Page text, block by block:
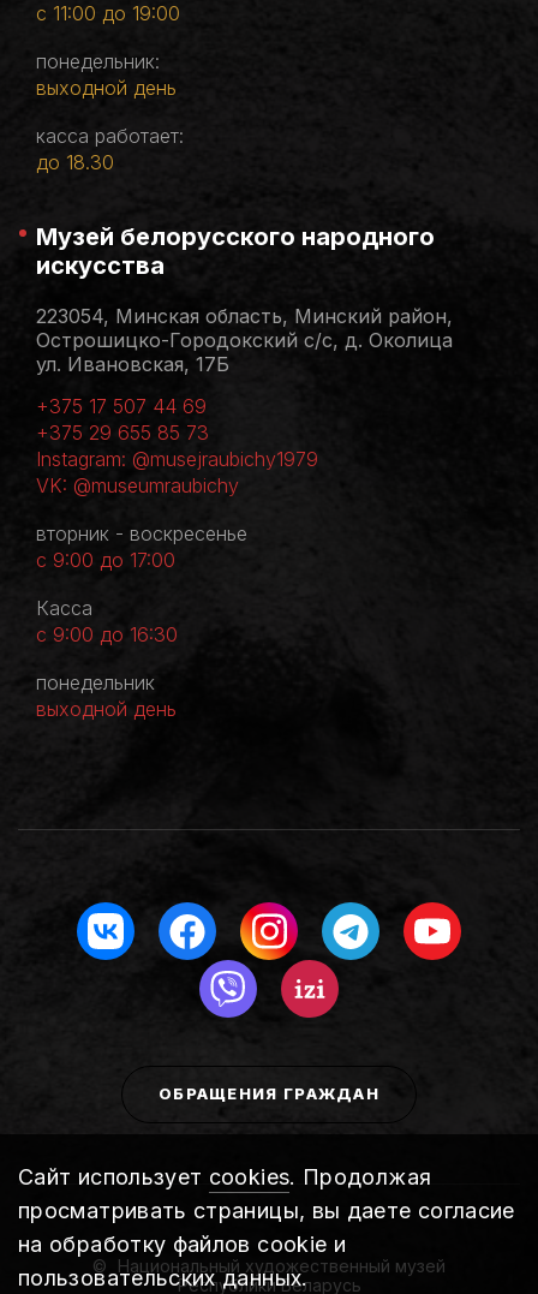
Сайт использует cookies. Продолжая
просматривать страницы, вы даете согласие
на обработку файлов cookie и
пользовательских данных.
с 11:00 до 19:00
понедельник:
выходной день
касса работает:
до 18.30
Музей белорусского народного
искусства
223054, Минская область, Минский район,
Острошицко-Городокский с/с, д. Околица
ул. Ивановская, 17Б
+375 17 507 44 69
+375 29 655 85 73
Instagram: @musejraubichy1979
VK: @museumraubichy
вторник - воскресенье
с 9:00 до 17:00
Касса
с 9:00 до 16:30
понедельник
выходной день
ОБРАЩЕНИЯ ГРАЖДАН
Национальный художественный музей
Республики Беларусь